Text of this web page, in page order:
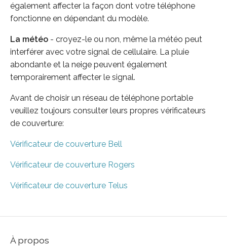
également affecter la façon dont votre téléphone
fonctionne en dépendant du modèle.
La météo - croyez-le ou non, même la météo peut
interférer avec votre signal de cellulaire. La pluie
abondante et la neige peuvent également
temporairement affecter le signal.
Avant de choisir un réseau de téléphone portable
veuillez toujours consulter leurs propres vérificateurs
de couverture:
Vérificateur de couverture Bell
Vérificateur de couverture Rogers
Vérificateur de couverture Telus
À propos